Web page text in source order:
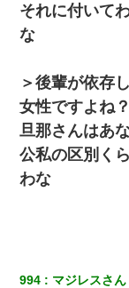
それに付いて
な
＞後輩が依存
女性ですよね？
旦那さんはあ
公私の区別く
わな
994 マジレスさん